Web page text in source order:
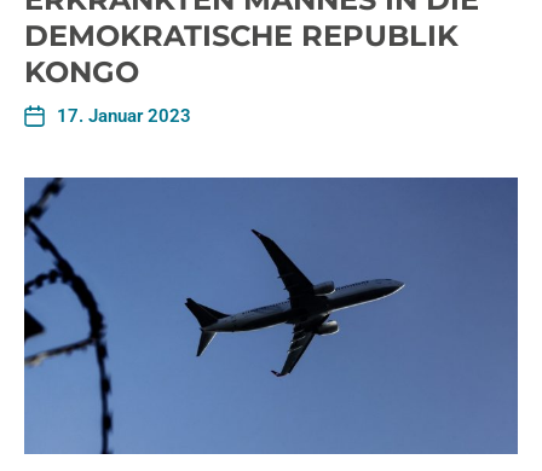
DEMOKRATISCHE REPUBLIK
KONGO
17. Januar 2023